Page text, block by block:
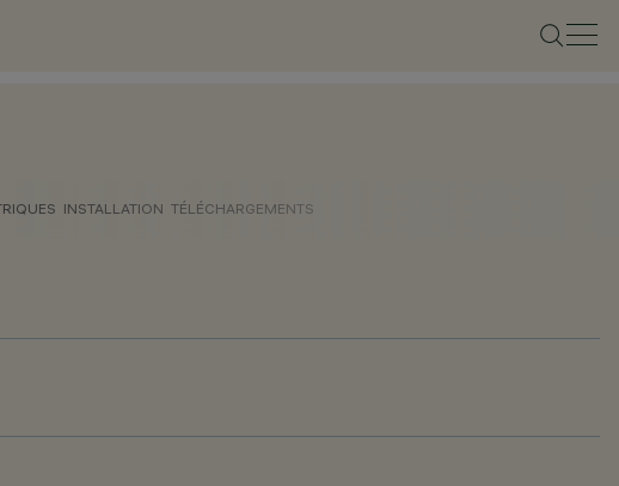
INSTALLATION TÉLÉCHARGEMENTS